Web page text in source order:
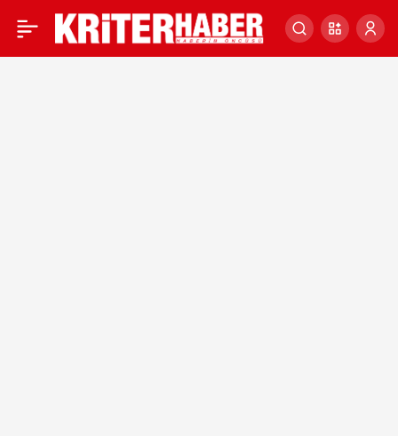
PARDON, VARSA BİR 0